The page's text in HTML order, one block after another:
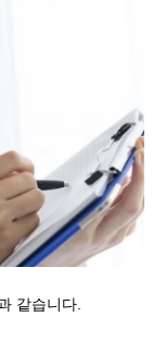
같습니다.